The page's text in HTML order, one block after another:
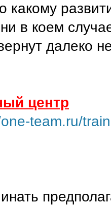
какому
в коем
далеко
центр
team.ru/